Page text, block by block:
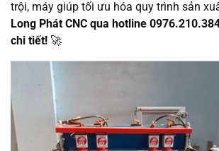
trội, máy giúp tối ưu hóa quy trình sản
Long Phát CNC qua hotline
chi tiết! 🚀